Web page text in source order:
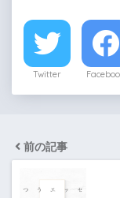
Twitter
前の記事